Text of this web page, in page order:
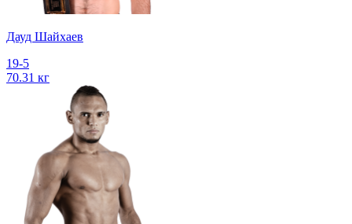
Дауд Шайхаев
19-5
70.31 кг